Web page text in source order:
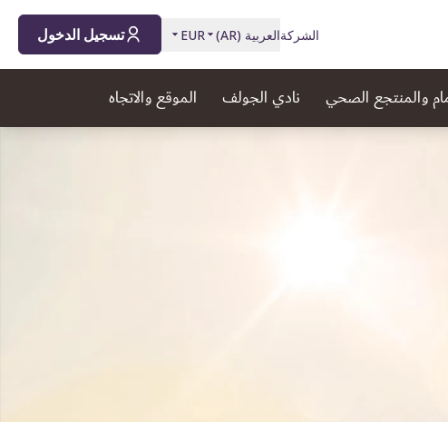
الشركةالعربية (
AR
)
EUR تسجيل الدخول
والمنتجع الصحي نادي الجولف الموقع والاتجاه